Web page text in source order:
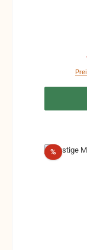
%Rabatt